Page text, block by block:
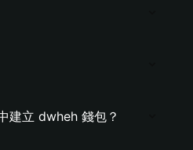
建立 dwheh 錢包？